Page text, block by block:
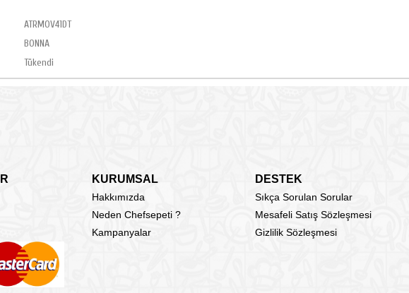
ATRMOV41DT
BONNA
Tükendi
KURUMSAL DESTEK
Hakkımızda Sıkça Sorulan Sorular
Neden Chefsepeti ? Mesafeli Satış Sözleşmesi
Kampanyalar Gizlilik Sözleşmesi